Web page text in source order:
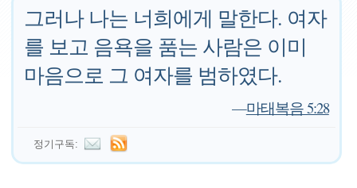
그러나 나는 너희에게 말한다. 여자
를 보고 음욕을 품는 사람은 이미
마음으로 그 여자를 범하였다.
—마태복음 5:28
정기구독: